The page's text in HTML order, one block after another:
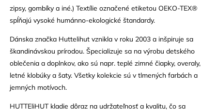
zipsy, gombíky a iné.) Textílie označené etiketou OEKO-TEX®
spĺňajú vysoké humánno-ekologické štandardy.
Dánska značka Huttelihut vznikla v roku 2003 a inšpiruje sa
škandinávskou prírodou. Špecializuje sa na výrobu detského
oblečenia a doplnkov, ako sú napr. teplé zimné čiapky, overaly,
letné klobúky a šaty. Všetky kolekcie sú v tlmených farbách a
jemných motívoch.
HUTTEliHUT kladie dôraz na udržateľnosť a kvalitu, čo sa